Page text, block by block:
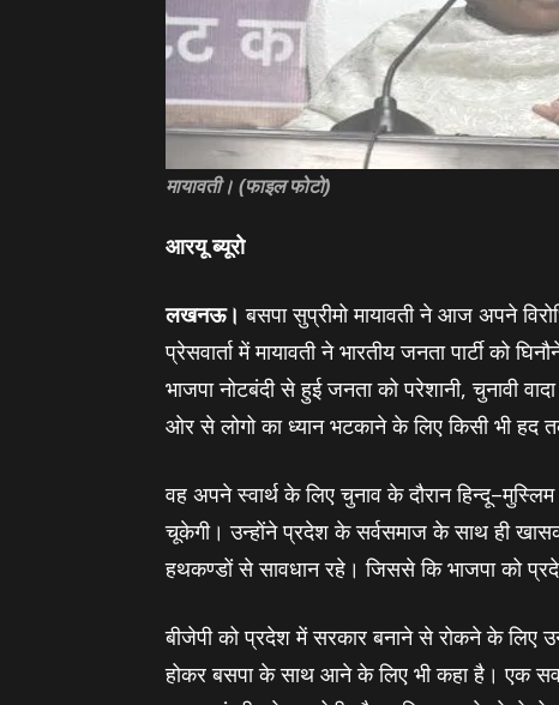
मायावती। (फाइल फोटो)
आरयू ब्‍यूरो
लखनऊ। बसपा सुप्रीमो मायावती ने आज अपने
प्रेसवार्ता में मायावती ने भारतीय जनता पार्टी को
भाजपा नोटबंदी से हुई जनता को परेशानी, चुनावी
ओर से लोगो का ध्‍यान भटकाने के लिए किसी भी हद
वह अपने स्‍वार्थ के लिए चुनाव के दौरान
चूकेगी। उन्‍होंने प्रदेश के सर्वसमाज के साथ ही
हथकण्‍डों से सावधान रहे। जिससे कि भाजपा को
बीजेपी को प्रदेश में सरकार बनाने से रोकने के लिए
होकर बसपा के साथ आने के लिए भी कहा है। एक